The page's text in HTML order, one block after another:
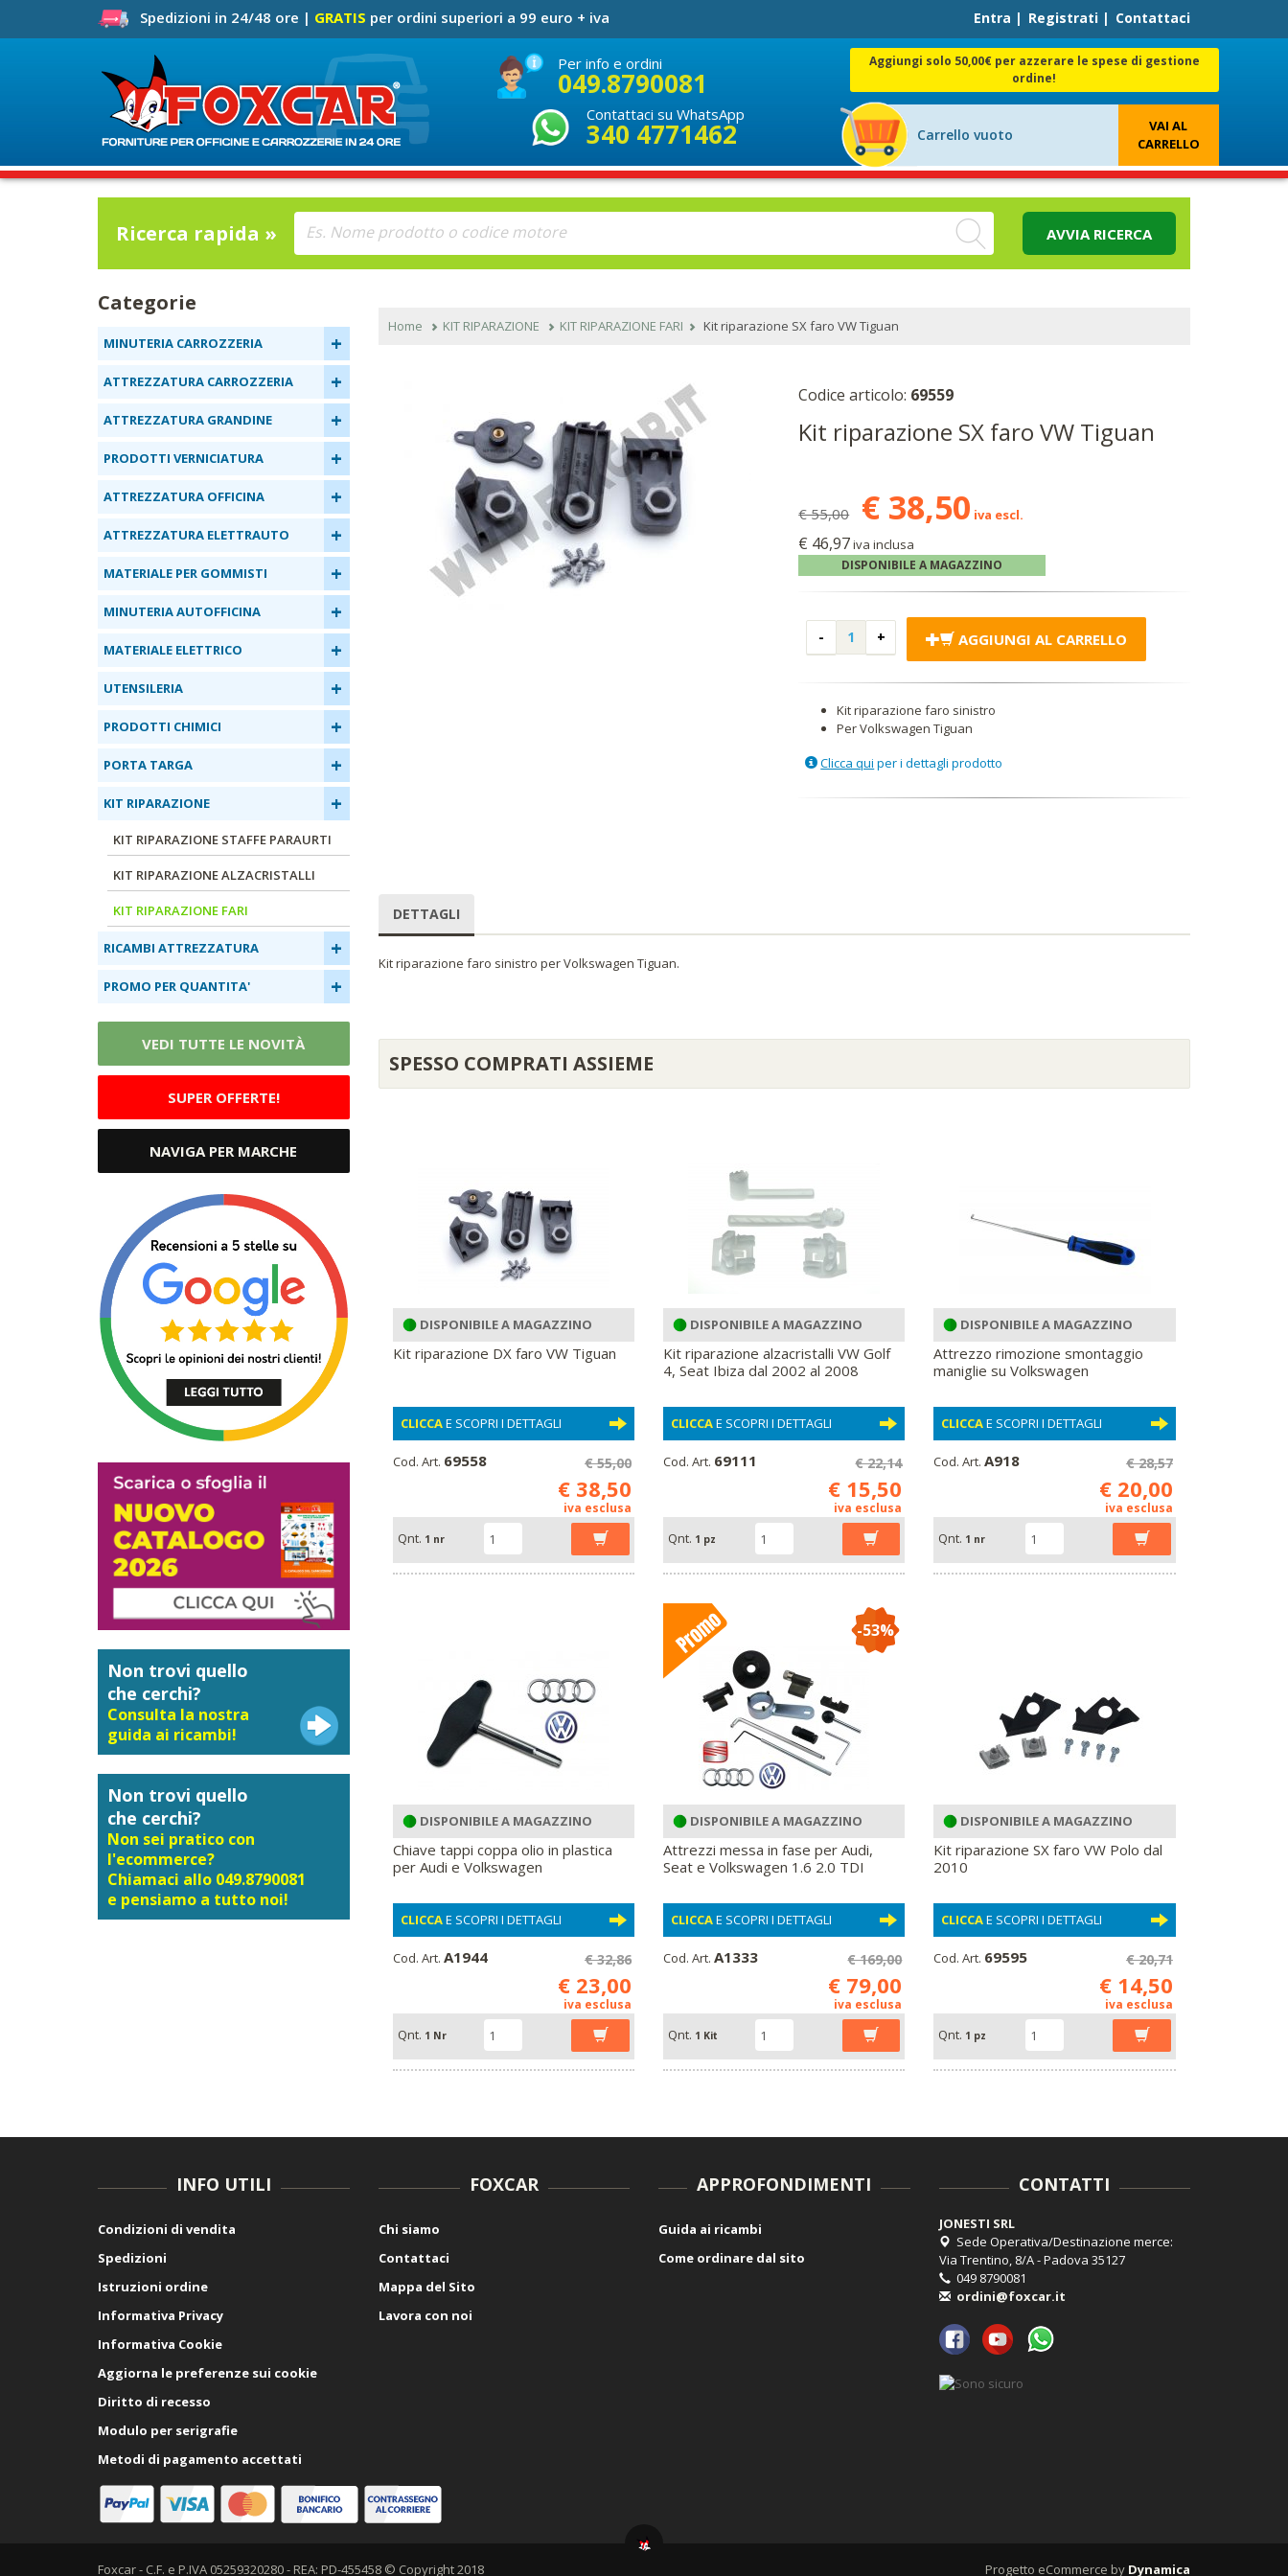
Spedizioni in 24/48 ore | GRATIS per ordini superiori a 99 euro + iva Entra | Registrati| Contattaci
Per info e ordini
049.8790081
Contattaci su WhatsApp
340 4771462
Aggiungi solo 50,00€ per azzerare le spese di gestione
ordine!
Carrello vuoto
VAI AL
CARRELLO
Ricerca rapida » AVVIA RICERCA
Categorie
MINUTERIA CARROZZERIA +
ATTREZZATURA CARROZZERIA +
ATTREZZATURA GRANDINE +
PRODOTTI VERNICIATURA +
ATTREZZATURA OFFICINA +
ATTREZZATURA ELETTRAUTO +
MATERIALE PER GOMMISTI +
MINUTERIA AUTOFFICINA +
MATERIALE ELETTRICO +
UTENSILERIA +
PRODOTTI CHIMICI +
PORTA TARGA +
KIT RIPARAZIONE +
KIT RIPARAZIONE STAFFE PARAURTI
KIT RIPARAZIONE ALZACRISTALLI
KIT RIPARAZIONE FARI
RICAMBI ATTREZZATURA +
PROMO PER QUANTITA' +
VEDI TUTTE LE NOVITÀ
SUPER OFFERTE!
NAVIGA PER MARCHE
Non trovi quello
che cerchi?
Consulta la nostra
guida ai ricambi!
Non trovi quello
che cerchi?
Non sei pratico con
l'ecommerce?
Chiamaci allo 049.8790081
e pensiamo a tutto noi!
Home KIT RIPARAZIONE KIT RIPARAZIONE FARI Kit riparazione SX faro VW Tiguan
Codice articolo: 69559
Kit riparazione SX faro VW Tiguan
€ 55,00 € 38,50 iva escl.
€ 46,97iva inclusa
DISPONIBILE A MAGAZZINO
AGGIUNGI AL CARRELLO
Kit riparazione faro sinistro
Per Volkswagen Tiguan
Clicca qui per i dettagli prodotto
DETTAGLI
Kit riparazione faro sinistro per Volkswagen Tiguan.
SPESSO COMPRATI ASSIEME
DISPONIBILE A MAGAZZINO
Kit riparazione DX faro VW Tiguan
CLICCAE SCOPRI I DETTAGLI
Cod. Art. 69558 € 55,00
€ 38,50
iva esclusa
Qnt. 1 nr
DISPONIBILE A MAGAZZINO
Kit riparazione alzacristalli VW Golf
4, Seat Ibiza dal 2002 al 2008
CLICCAE SCOPRI I DETTAGLI
Cod. Art. 69111 € 22,14
€ 15,50
iva esclusa
Qnt. 1 pz
DISPONIBILE A MAGAZZINO
Attrezzo rimozione smontaggio
maniglie su Volkswagen
CLICCAE SCOPRI I DETTAGLI
Cod. Art.A918 € 28,57
€ 20,00
iva esclusa
Qnt. 1 nr
DISPONIBILE A MAGAZZINO
Chiave tappi coppa olio in plastica
per Audi e Volkswagen
CLICCAE SCOPRI I DETTAGLI
Cod. Art. A1944 € 32,86
€ 23,00
iva esclusa
Qnt. 1 Nr
-53%
DISPONIBILE A MAGAZZINO
Attrezzi messa in fase per Audi,
Seat e Volkswagen 1.6 2.0 TDI
CLICCAE SCOPRI I DETTAGLI
Cod. Art. A1333 € 169,00
€ 79,00
iva esclusa
Qnt. 1 Kit
DISPONIBILE A MAGAZZINO
Kit riparazione SX faro VW Polo dal
2010
CLICCAE SCOPRI I DETTAGLI
Cod. Art. 69595 € 20,71
€ 14,50
iva esclusa
Qnt. 1 pz
INFO UTILI
Condizioni di vendita
Spedizioni
Istruzioni ordine
Informativa Privacy
Informativa Cookie
Aggiorna le preferenze sui cookie
Diritto di recesso
Modulo per serigrafie
FOXCAR
Chi siamo
Contattaci
Mappa del Sito
Lavora con noi
APPROFONDIMENTI
Guida ai ricambi
Come ordinare dal sito
CONTATTI
JONESTI SRL
Sede Operativa/Destinazione merce:
Via Trentino, 8/A - Padova 35127
049 8790081
ordini@foxcar.it
Metodi di pagamento accettati
Foxcar - C.F. e P.IVA 05259320280 - REA: PD-455458 © Copyright 2018 Progetto eCommerce by Dynamica